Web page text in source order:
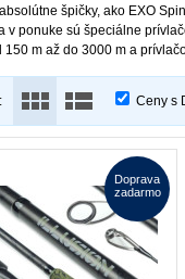
špičky, ako EXO
v ponuke sú špeciálne
150 m až do 3000 m a
Ceny s
Doprava
zadarmo